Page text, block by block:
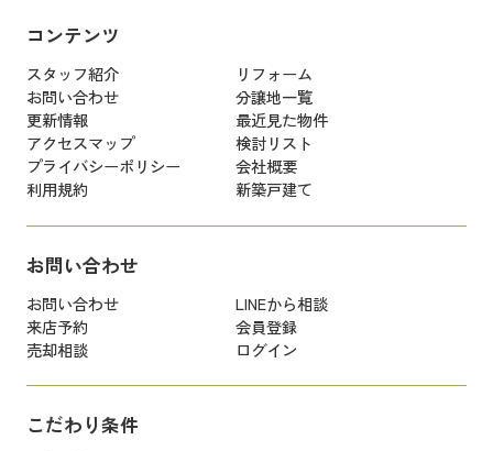
コンテンツ
スタッフ紹介
リフォーム
お問い合わせ
分譲地一覧
更新情報
最近見た物件
アクセスマップ
検討リスト
プライバシーポリシー
会社概要
利用規約
新築戸建て
お問い合わせ
お問い合わせ
LINEから相談
来店予約
会員登録
売却相談
ログイン
こだわり条件